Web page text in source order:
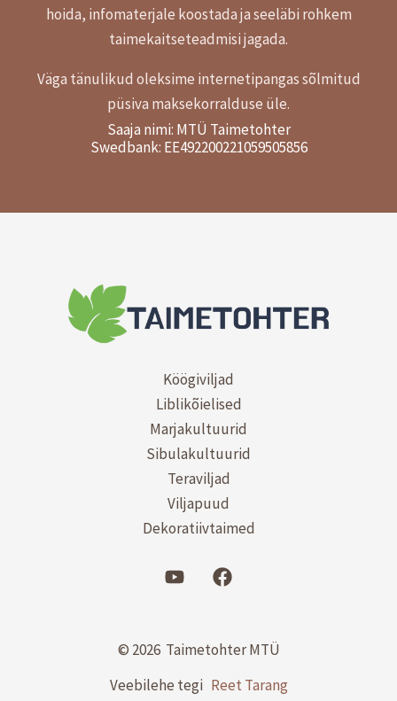
hoida, infomaterjale koostada ja seeläbi rohkem
taimekaitseteadmisi jagada.
Väga tänulikud oleksime internetipangas sõlmitud
püsiva maksekorralduse üle.
Saaja nimi: MTÜ Taimetohter
Swedbank: EE492200221059505856
Köögiviljad
Liblikõielised
Marjakultuurid
Sibulakultuurid
Teraviljad
Viljapuud
Dekoratiivtaimed
© 2026 Taimetohter MTÜ
Veebilehe tegi Reet Tarang